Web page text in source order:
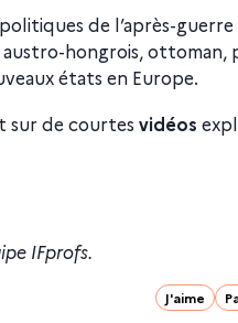
de l’après-guerre
austro-hongrois, ottoman,
états en Europe.
sur de courtes vidéos
IFprofs.
J'aime